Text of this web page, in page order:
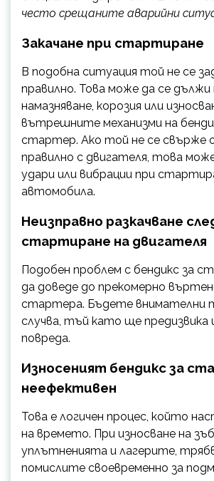
често срещаните аварийни
Закачане при стартиране
В подобна ситуация той не се
правилно. Това може да се дължи
намазняване, корозия или
вътрешните механизми на
стартер. Ако той не се свърже
правилно с двигателя, това
удари или вибрации при
автомобила.
Неизправно разкачване
стартиране на двигателя
Подобен проблем с бендикс за
да доведе до прекомерно
стартера. Бъдете внимателни
случва, тъй като ще предизвика
повреда.
Износеният бендикс за
неефективен
Това е логичен процес, който
на времето. При износване на
уплътненията и лагерите,
помислите своевременно за